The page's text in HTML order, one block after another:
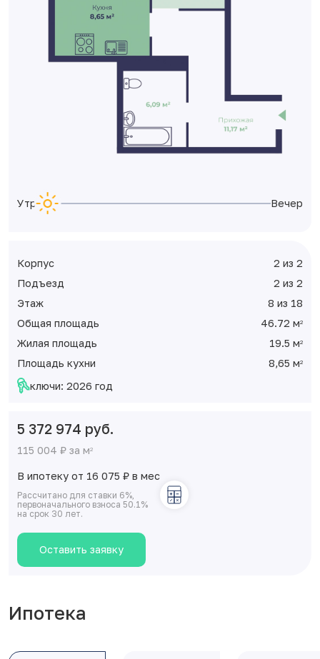
Утро Вечер
Корпус
2 из 2
Подъезд
2 из 2
Этаж
8 из 18
Общая площадь
46.72 м2
Жилая площадь 19.5 м2
Площадь кухни 8,65 м2
ключи: 2026 год
5 372 974 руб.
115 004 ₽ за м2
В ипотеку от 16 075 ₽ в мес
Рассчитано для ставки 6%,
первоначального взноса 50.1%
на срок 30 лет.
Оставить заявку
Ипотека